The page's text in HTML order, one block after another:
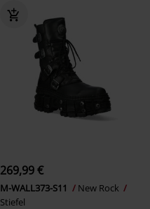
269,99 €
M-WALL373-S11
New Rock
Stiefel